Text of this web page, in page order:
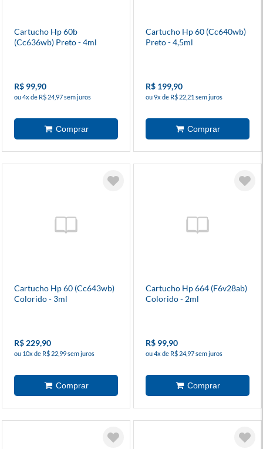
Cartucho Hp 60b
(Cc636wb) Preto - 4ml
R$ 99,90
ou 4x de R$ 24,97 sem juros
Cartucho Hp 60 (Cc640wb)
Preto - 4,5ml
R$ 199,90
ou 9x de R$ 22,21 sem juros
Cartucho Hp 60 (Cc643wb)
Colorido - 3ml
R$ 229,90
ou 10x de R$ 22,99 sem juros
Cartucho Hp 664 (F6v28ab)
Colorido - 2ml
R$ 99,90
ou 4x de R$ 24,97 sem juros